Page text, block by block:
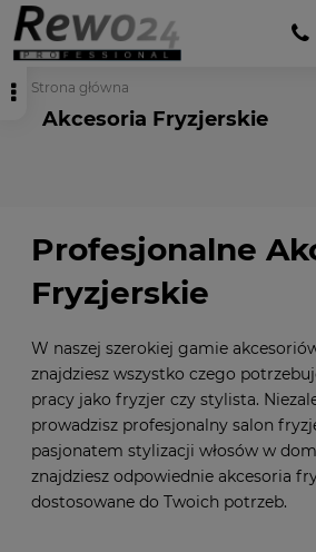
Strona główna
Akcesoria Fryzjerskie
Profesjonalne
Fryzjerskie
W naszej szerokiej gamie
znajdziesz wszystko czego
pracy jako fryzjer czy stylista.
prowadzisz profesjonalny salon
pasjonatem stylizacji włosów w
znajdziesz odpowiednie akcesoria
dostosowane do Twoich potrzeb.